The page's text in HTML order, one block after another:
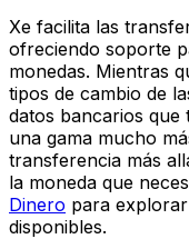
Xe facilita las
ofreciendo soporte
monedas. Mientras
tipos de cambio de
datos bancarios que
una gama mucho
transferencia más
la moneda que
Dinero para
disponibles.